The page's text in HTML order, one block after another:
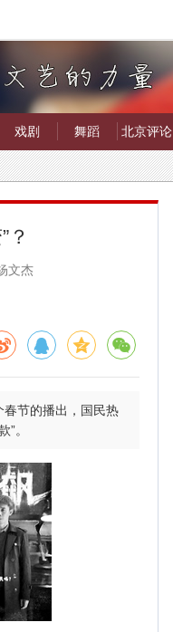
戏剧 舞蹈 北京评论
？
文杰
节的播出，国民热
。